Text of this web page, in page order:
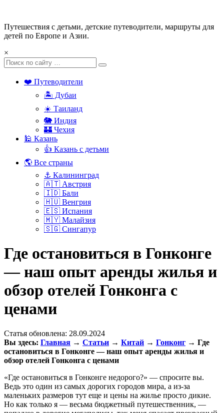
Путешествия с детьми, детские путеводители, маршруты для
детей по Европе и Азии.
×
❤️ Путеводители
🏝️ Дубаи
☀️ Таиланд
🐘 Индия
🏰 Чехия
🕌 Казань
👍 Казань с детьми
🌎 Все страны
⚓ Калининград
🇦🇹 Австрия
🇮🇩 Бали
🇭🇺 Венгрия
🇪🇸 Испания
🇲🇾 Малайзия
🇸🇬 Сингапур
Где остановиться в Гонконге
— наш опыт аренды жилья и
обзор отелей Гонконга с
ценами
Статья обновлена: 28.09.2024
Вы здесь: Главная → Статьи → Китай → Гонконг → Где
остановиться в Гонконге — наш опыт аренды жилья и
обзор отелей Гонконга с ценами
«Где остановиться в Гонконге недорого?» — спросите вы.
Ведь это один из самых дорогих городов мира, а из-за
маленьких размеров тут еще и цены на жилье просто дикие.
Но как только я — весьма бюджетный путешественник, —